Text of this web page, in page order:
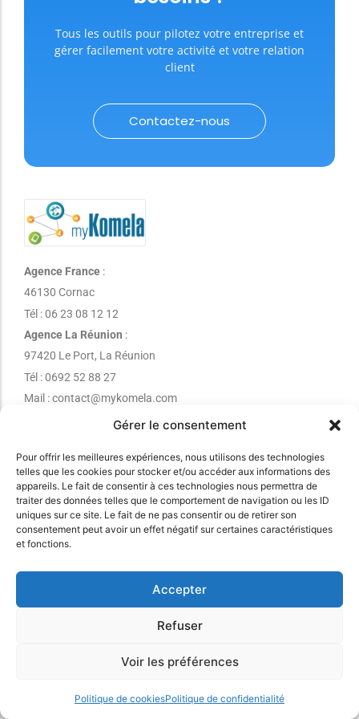
Gérer le consentement
Pour offrir les meilleures expériences, nous utilisons des technologies
telles que les cookies pour stocker et/ou accéder aux informations des
appareils. Le fait de consentir à ces technologies nous permettra de
traiter des données telles que le comportement de navigation ou les ID
uniques sur ce site. Le fait de ne pas consentir ou de retirer son
consentement peut avoir un effet négatif sur certaines caractéristiques
et fonctions.
Accepter
Refuser
Voir les préférences
Politique de cookiesPolitique de confidentialité
Tous les outils pour pilotez votre entreprise et
gérer facilement votre activité et votre relation
client
Contactez-nous
Agence France :
46130 Cornac
Tél : 06 23 08 12 12
Agence La Réunion :
97420 Le Port, La Réunion
Tél : 0692 52 88 27
Mail : contact@mykomela.com
myKomela
Accueil
Tarifs
Contactez-nous
Se connecter
Fonctionnalités
Facturation électronique
Caisse multi-magasins
Facturation
Commandes fournisseurs
Synchro eCommerce